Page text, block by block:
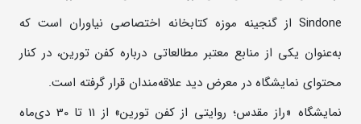
Sindone از گنجینه موزه کتابخانه اختصاصی نیاوران است که
به‌عنوان یکی از منابع معتبر مطالعاتی درباره کفن تورین، در کنار
محتوای نمایشگاه در معرض دید علاقه‌مندان قرار گرفته است.
نمایشگاه «راز مقدس؛ روایتی از کفن تورین» از 11 تا 30 دی‌ماه